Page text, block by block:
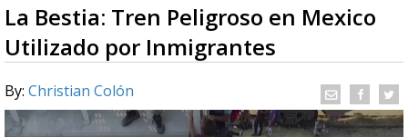
La Bestia: Tren Peligroso en Mexico
Utilizado por Inmigrantes
By: Christian Colón